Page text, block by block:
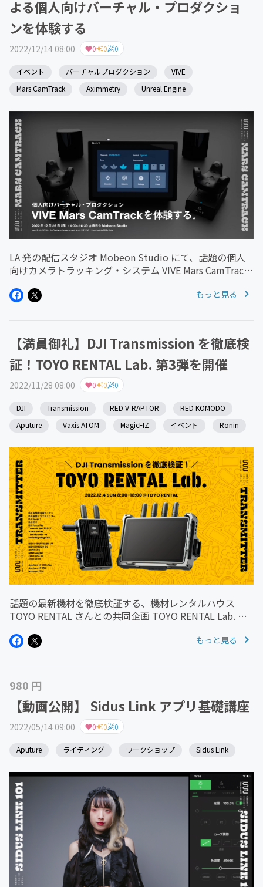
よる個人向けバーチャル・プロダクショ
ンを体験する
2022/12/14 08:00 0 0 0
イベント バーチャルプロダクション
VIVE
Mars CamTrack
Aximmetry Unreal Engine
LA 発の配信スタジオ Mobeon Studio にて、話題の個人
向けカメラトラッキング・システム VIVE Mars CamTrack
る、格安のバーチャル・プロダク...
もっと見る
【満員御礼】DJI Transmission を徹底検
証！TOYO RENTAL Lab. 第3弾を開催
2022/11/28 08:00 0 0 0
DJI Transmission RED V-RAPTOR
RED KOMODO
Aputure
Vaxis ATOM MagicFIZ イベント Ronin
話題の最新機材を徹底検証する、機材レンタルハウス
TOYO RENTAL さんとの共同企画 TOYO RENTAL Lab. 第
イヤレス伝送システム を...
もっと見る
980 円
【動画公開】 Sidus Link アプリ基礎講座
2022/05/14 09:00 0 0 0
Aputure ライティング ワークショップ Sidus Link